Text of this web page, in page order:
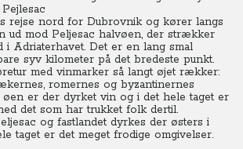
rejse nord for Dubrovnik og kører langs
ud mod Peljesac halvøen, der strækker
i Adriaterhavet. Det er en lang smal
syv kilometer på det bredeste punkt.
med vinmarker så langt øjet rækker:
romernes og byzantinernes
er der dyrket vin og i det hele taget er
det som har trukket folk dertil.
og fastlandet dyrkes der østers i
taget er det meget frodige omgivelser.